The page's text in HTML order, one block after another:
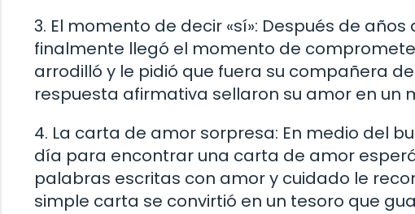
3. El momento de decir «sí»: Después de
finalmente llegó el momento de
arrodilló y le pidió que fuera su compañera
respuesta afirmativa sellaron su amor en
4. La carta de amor sorpresa: En medio del
día para encontrar una carta de amor
palabras escritas con amor y cuidado le
simple carta se convirtió en un tesoro que